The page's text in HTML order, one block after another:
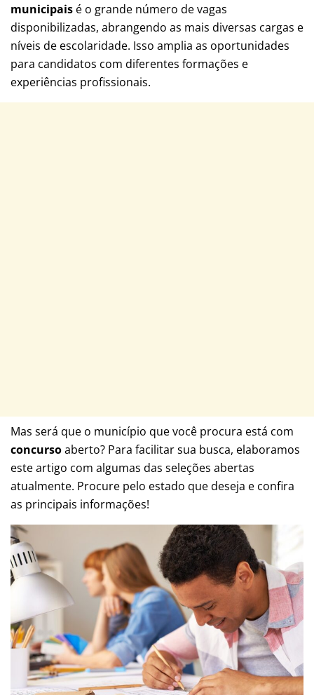
municipais é o grande número de vagas
disponibilizadas, abrangendo as mais diversas cargas e
níveis de escolaridade. Isso amplia as oportunidades
para candidatos com diferentes formações e
experiências profissionais.
Mas será que o município que você procura está com
concursoaberto? Para facilitar sua busca, elaboramos
este artigo com algumas das seleções abertas
atualmente. Procure pelo estado que deseja e confira
as principais informações!